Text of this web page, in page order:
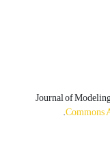
Journal of
Commons
.